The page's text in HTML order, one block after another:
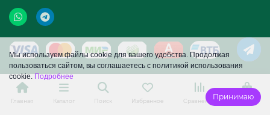
Мы используем файлы cookie для вашего удобства. Продолжая
пользоваться сайтом, вы соглашаетесь с политикой использования
cookie.Подробнее
Принимаю
Главная Каталог Поиск Избранное Сравнение Корзина